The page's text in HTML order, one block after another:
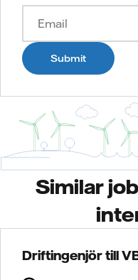
Submit
Similar
Driftingenjör till